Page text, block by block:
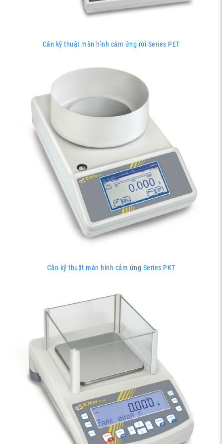
Cân kỹ thuật màn hình cảm ứng rời Series PET
Cân kỹ thuật màn hình cảm ứng Series PKT